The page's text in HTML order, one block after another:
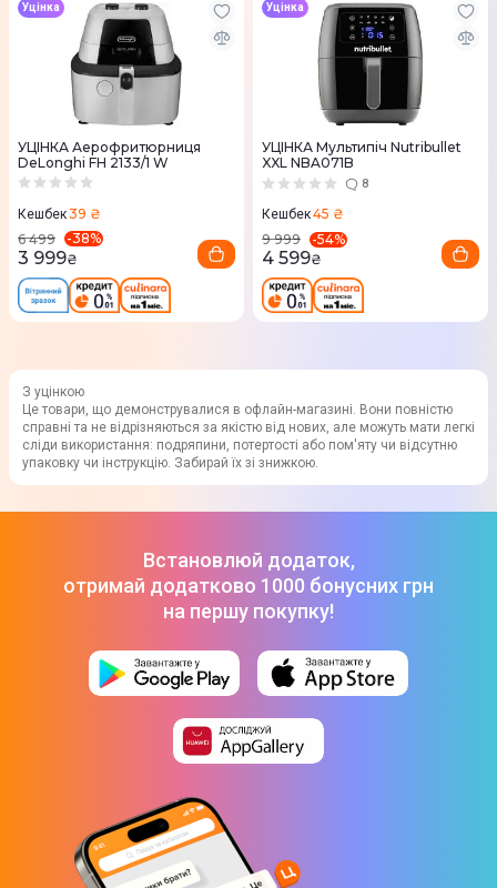
УЦІНКА Аерофритюрниця
DeLonghi FH 2133/1 W
Уцінка
Кешбек39 ₴
6 499
-38%
3 999₴
УЦІНКА Мультипіч Nutribullet
XXL NBA071B
8
Уцінка
Кешбек45 ₴
9 999
-54%
4 599₴
З уцінкою
Це товари, що демонструвалися в офлайн-магазині. Вони повністю
справні та не відрізняються за якістю від нових, але можуть мати легкі
сліди використання: подряпини, потертості або пом'яту чи відсутню
упаковку чи інструкцію. Забирай їх зі знижкою.
Встановлюй додаток,
отримай додатково 1000 бонусних грн
на першу покупку!